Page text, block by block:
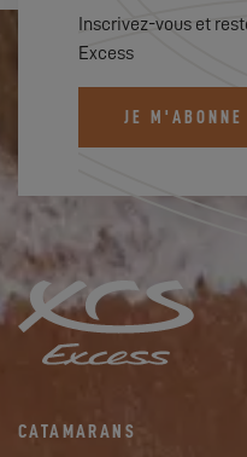
Inscrivez-vous et
Excess
JE
CATAMARANS